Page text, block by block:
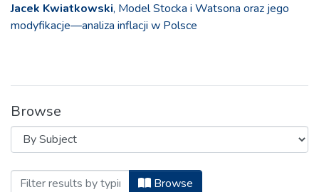
Jacek Kwiatkowski, Model Stocka i Watsona oraz jego
modyfikacje—analiza inflacji w Polsce
Browse
Browsing Folia Oeconomica
Browse